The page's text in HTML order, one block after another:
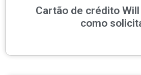
Cartão de crédito
como